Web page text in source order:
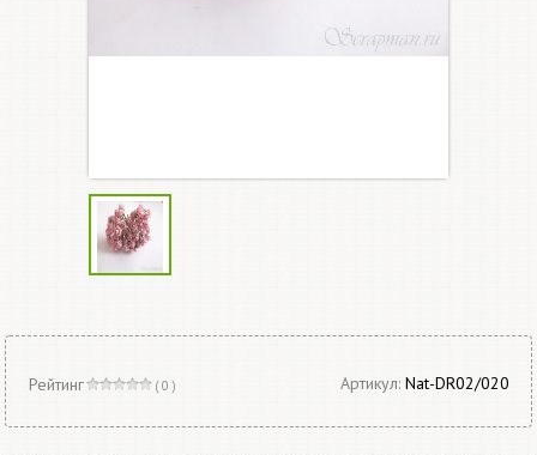
Рейтинг ( 0 ) Артикул: Nat-DR02/020